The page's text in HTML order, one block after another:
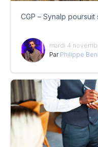
CGP – Synalp
mardi 4
Par Philippe